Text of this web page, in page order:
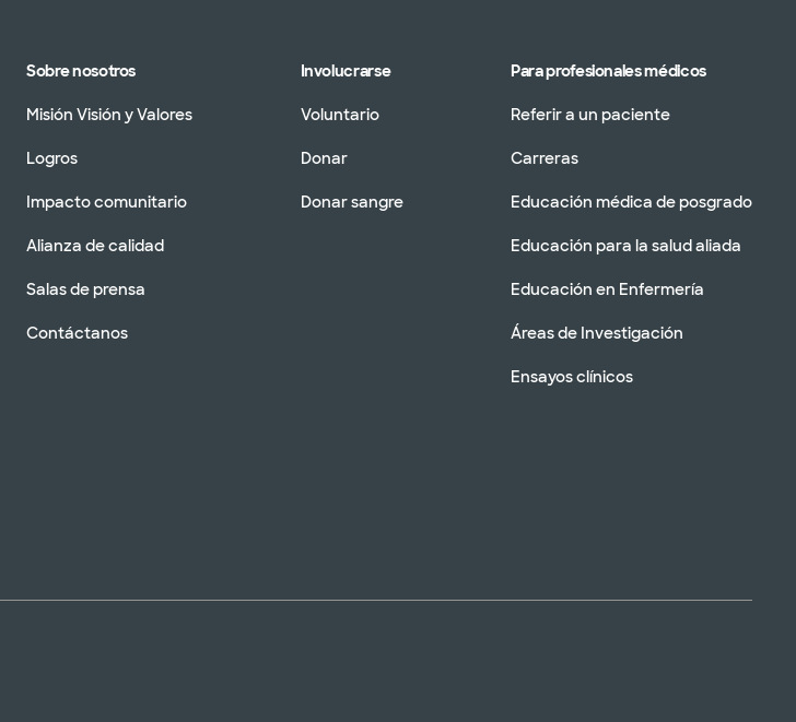
Sobre nosotros
Misión Visión y Valores
Logros
Impacto comunitario
Alianza de calidad
Salas de prensa
Contáctanos
Involucrarse
Voluntario
Donar
Donar sangre
Para profesionales médicos
Referir a un paciente
Carreras
Educación médica de posgrado
Educación para la salud aliada
Educación en Enfermería
Áreas de Investigación
Ensayos clínicos